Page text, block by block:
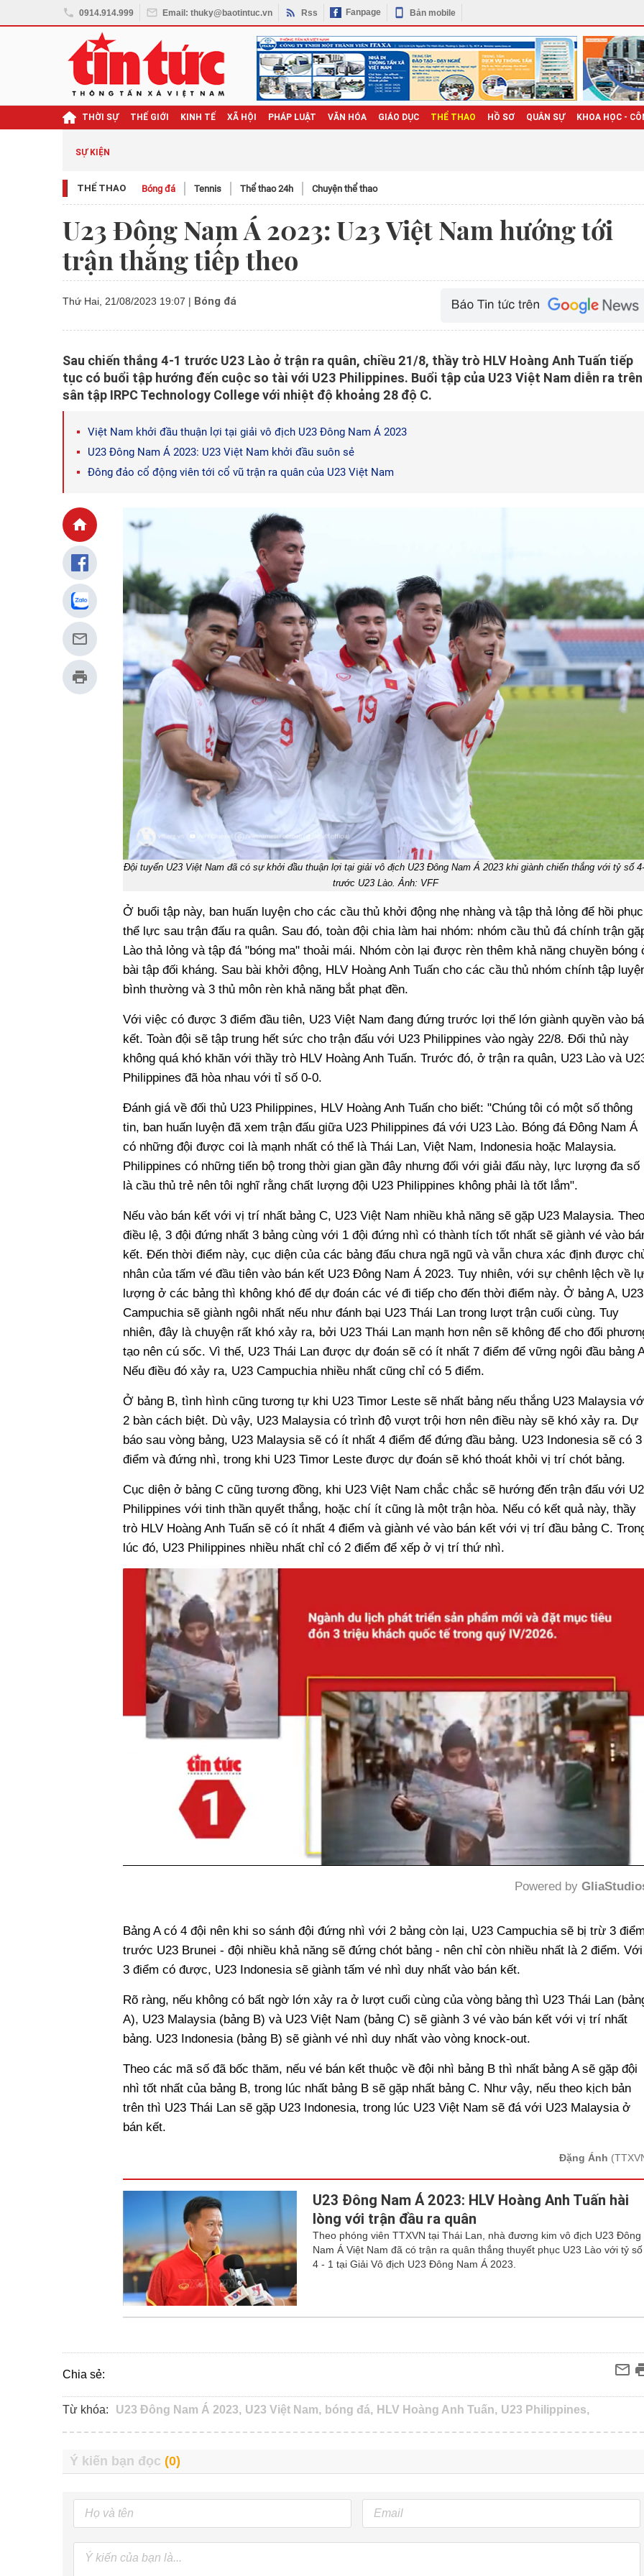
0914.914.999 Email: thuky@baotintuc.vn Rss Fanpage Bản mobile
THỜI SỰ THẾ GIỚI KINH TẾ XÃ HỘI PHÁP LUẬT VĂN HÓA GIÁO DỤC THỂ THAO HỒ SƠ QUÂN SỰ KHOA HỌC -
SỰ KIỆN
THỂ THAO Bóng đá Tennis Thể thao 24h Chuyện thể thao
U23 Đông Nam Á 2023: U23 Việt Nam hướng tới
trận thắng tiếp theo
Thứ Hai, 21/08/2023 19:07 | Bóng đá
Sau chiến thắng 4-1 trước U23 Lào ở trận ra quân, chiều 21/8, thầy trò HLV Hoàng Anh Tuấn tiếp
tục có buổi tập hướng đến cuộc so tài với U23 Philippines. Buổi tập của U23 Việt Nam diễn ra trên
sân tập IRPC Technology College với nhiệt độ khoảng 28 độ C.
Việt Nam khởi đầu thuận lợi tại giải vô địch U23 Đông Nam Á 2023
U23 Đông Nam Á 2023: U23 Việt Nam khởi đầu suôn sẻ
Đông đảo cổ động viên tới cổ vũ trận ra quân của U23 Việt Nam
Đội tuyển U23 Việt Nam đã có sự khởi đầu thuận lợi tại giải vô địch U23 Đông Nam Á 2023 khi giành chiến thắng với tỷ số
trước U23 Lào. Ảnh: VFF
Ở buổi tập này, ban huấn luyện cho các cầu thủ khởi động nhẹ nhàng và tập thả lỏng để hồi phục
thể lực sau trận đấu ra quân. Sau đó, toàn đội chia làm hai nhóm: nhóm cầu thủ đá chính trận
Lào thả lỏng và tập đá "bóng ma" thoải mái. Nhóm còn lại được rèn thêm khả năng chuyền bóng
bài tập đối kháng. Sau bài khởi động, HLV Hoàng Anh Tuấn cho các cầu thủ nhóm chính tập
bình thường và 3 thủ môn rèn khả năng bắt phạt đền.
Với việc có được 3 điểm đầu tiên, U23 Việt Nam đang đứng trước lợi thế lớn giành quyền vào
kết. Toàn đội sẽ tập trung hết sức cho trận đấu với U23 Philippines vào ngày 22/8. Đối thủ này
không quá khó khăn với thầy trò HLV Hoàng Anh Tuấn. Trước đó, ở trận ra quân, U23 Lào và
Philippines đã hòa nhau với tỉ số 0-0.
Đánh giá về đối thủ U23 Philippines, HLV Hoàng Anh Tuấn cho biết: "Chúng tôi có một số thông
tin, ban huấn luyện đã xem trận đấu giữa U23 Philippines đá với U23 Lào. Bóng đá Đông Nam Á
có những đội được coi là mạnh nhất có thể là Thái Lan, Việt Nam, Indonesia hoặc Malaysia.
Philippines có những tiến bộ trong thời gian gần đây nhưng đối với giải đấu này, lực lượng đa số
là cầu thủ trẻ nên tôi nghĩ rằng chất lượng đội U23 Philippines không phải là tốt lắm".
Nếu vào bán kết với vị trí nhất bảng C, U23 Việt Nam nhiều khả năng sẽ gặp U23 Malaysia. Theo
điều lệ, 3 đội đứng nhất 3 bảng cùng với 1 đội đứng nhì có thành tích tốt nhất sẽ giành vé vào
kết. Đến thời điểm này, cục diện của các bảng đấu chưa ngã ngũ và vẫn chưa xác định được
nhân của tấm vé đầu tiên vào bán kết U23 Đông Nam Á 2023. Tuy nhiên, với sự chênh lệch về
lượng ở các bảng thì không khó để dự đoán các vé đi tiếp cho đến thời điểm này. Ở bảng A, U23
Campuchia sẽ giành ngôi nhất nếu như đánh bại U23 Thái Lan trong lượt trận cuối cùng. Tuy
nhiên, đây là chuyện rất khó xảy ra, bởi U23 Thái Lan mạnh hơn nên sẽ không để cho đối
tạo nên cú sốc. Vì thế, U23 Thái Lan được dự đoán sẽ có ít nhất 7 điểm để vững ngôi đầu bảng
Nếu điều đó xảy ra, U23 Campuchia nhiều nhất cũng chỉ có 5 điểm.
Ở bảng B, tình hình cũng tương tự khi U23 Timor Leste sẽ nhất bảng nếu thắng U23 Malaysia
2 bàn cách biệt. Dù vậy, U23 Malaysia có trình độ vượt trội hơn nên điều này sẽ khó xảy ra. Dự
báo sau vòng bảng, U23 Malaysia sẽ có ít nhất 4 điểm để đứng đầu bảng. U23 Indonesia sẽ có 3
điểm và đứng nhì, trong khi U23 Timor Leste được dự đoán sẽ khó thoát khỏi vị trí chót bảng.
Cục diện ở bảng C cũng tương đồng, khi U23 Việt Nam chắc chắc sẽ hướng đến trận đấu với
Philippines với tinh thần quyết thắng, hoặc chí ít cũng là một trận hòa. Nếu có kết quả này, thầy
trò HLV Hoàng Anh Tuấn sẽ có ít nhất 4 điểm và giành vé vào bán kết với vị trí đầu bảng C.
lúc đó, U23 Philippines nhiều nhất chỉ có 2 điểm để xếp ở vị trí thứ nhì.
Powered by
Bảng A có 4 đội nên khi so sánh đội đứng nhì với 2 bảng còn lại, U23 Campuchia sẽ bị trừ 3
trước U23 Brunei - đội nhiều khả năng sẽ đứng chót bảng - nên chỉ còn nhiều nhất là 2 điểm. Với
3 điểm có được, U23 Indonesia sẽ giành tấm vé nhì duy nhất vào bán kết.
Rõ ràng, nếu không có bất ngờ lớn xảy ra ở lượt cuối cùng của vòng bảng thì U23 Thái Lan
A), U23 Malaysia (bảng B) và U23 Việt Nam (bảng C) sẽ giành 3 vé vào bán kết với vị trí nhất
bảng. U23 Indonesia (bảng B) sẽ giành vé nhì duy nhất vào vòng knock-out.
Theo các mã số đã bốc thăm, nếu vé bán kết thuộc về đội nhì bảng B thì nhất bảng A sẽ gặp đội
nhì tốt nhất của bảng B, trong lúc nhất bảng B sẽ gặp nhất bảng C. Như vậy, nếu theo kịch bản
trên thì U23 Thái Lan sẽ gặp U23 Indonesia, trong lúc U23 Việt Nam sẽ đá với U23 Malaysia ở
bán kết.
Đặng Ánh
U23 Đông Nam Á 2023: HLV Hoàng Anh Tuấn hài
lòng với trận đầu ra quân
Theo phóng viên TTXVN tại Thái Lan, nhà đương kim vô địch U23 Đông
Nam Á Việt Nam đã có trận ra quân thắng thuyết phục U23 Lào với tỷ số
4 - 1 tại Giải Vô địch U23 Đông Nam Á 2023.
Chia sẻ:
Từ khóa: U23 Đông Nam Á 2023, U23 Việt Nam, bóng đá, HLV Hoàng Anh Tuấn, U23 Philippines,